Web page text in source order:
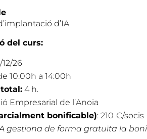
d’IA
del curs:
12/26
10:00h a 14:00h
4 h.
Empresarial de l’Anoia
bonificable): 210 €/
gestiona de forma gratuïta la